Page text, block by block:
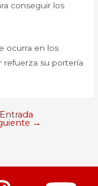
conseguir los
ocurra en los
refuerza su portería
Entrada
→